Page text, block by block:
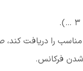
را دریافت
فرکانس.